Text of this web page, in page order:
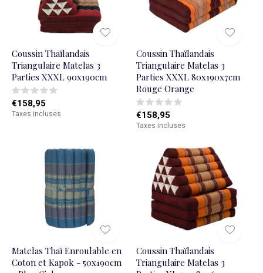
Coussin Thaïlandais
Triangulaire Matelas 3
Parties XXXL 90x190cm
€158,95
Taxes incluses
Coussin Thaïlandais
Triangulaire Matelas 3
Parties XXXL 80x190x7cm
Rouge Orange
€158,95
Taxes incluses
Matelas Thaï Enroulable en
Coton et Kapok - 50x190cm
Coussin Thaïlandais
Triangulaire Matelas 3